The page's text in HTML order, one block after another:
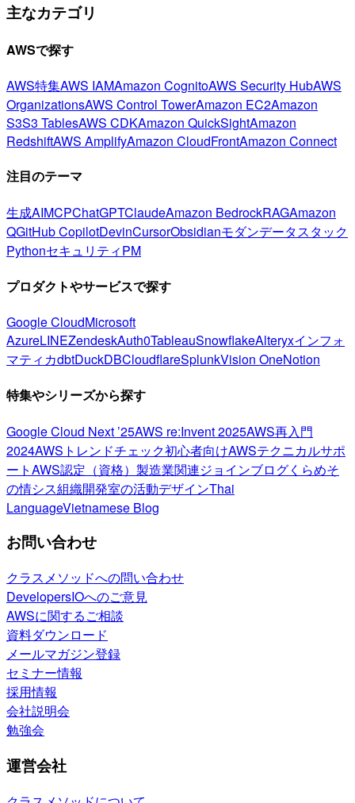
主なカテゴリ
AWSで探す
AWS特集AWS IAMAmazon CognitoAWS Security HubAWS
OrganizationsAWS Control TowerAmazon EC2Amazon
S3S3 TablesAWS CDKAmazon QuickSightAmazon
RedshiftAWS AmplifyAmazon CloudFrontAmazon Connect
注目のテーマ
生成AIMCPChatGPTClaudeAmazon BedrockRAGAmazon
QGitHub CopilotDevinCursorObsidianモダンデータスタック
PythonセキュリティPM
プロダクトやサービスで探す
Google CloudMicrosoft
AzureLINEZendeskAuth0TableauSnowflakeAlteryxインフォ
マティカdbtDuckDBCloudflareSplunkVision OneNotion
特集やシリーズから探す
Google Cloud Next ’25AWS re:Invent 2025AWS再入門
2024AWSトレンドチェック初心者向けAWSテクニカルサポ
ートAWS認定（資格） 製造業関連ジョインブログくらめそ
の情シス組織開発室の活動デザインThai
LanguageVietnamese Blog
お問い合わせ
クラスメソッドへの問い合わせ
DevelopersIOへのご意見
AWSに関するご相談
資料ダウンロード
メールマガジン登録
セミナー情報
採用情報
会社説明会
勉強会
運営会社